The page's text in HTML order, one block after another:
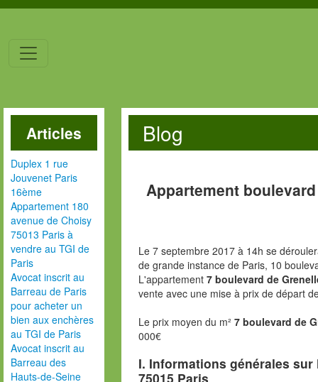
Articles
Duplex 1 rue
Jouvenet Paris
16ème
Appartement 180
avenue de Choisy
75013 Paris à
vendre au TGI de
Paris
Avocat inscrit au
Barreau de Paris
pour acheter un
bien aux enchères
au TGI de Paris
Avocat inscrit au
Barreau des
Hauts-de-Seine
Blog
Appartement
Le 7 septembre 2017 à 14h se
de grande instance de Paris, 10
L'appartement 7 boulevard de
vente avec une mise à prix de départ
Le prix moyen du m² 7 boulevard de
000€
I. Informations générales
75015 Paris